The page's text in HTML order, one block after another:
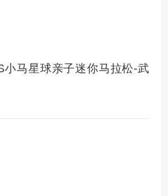
小马星球亲子迷你马拉松-武